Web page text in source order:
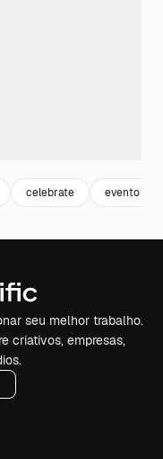
celebrate evento
seu melhor trabalho.
criativos, empresas,